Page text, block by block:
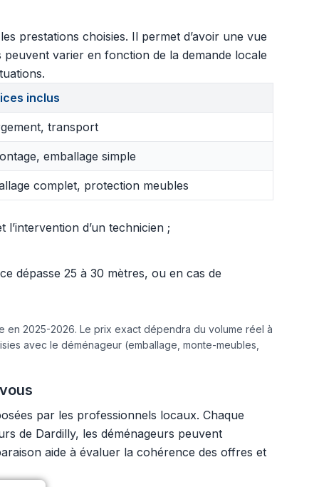
prestations choisies. Il permet d’avoir une vue
varier en fonction de la demande locale
inclus
transport
emballage simple
complet, protection meubles
d’un technicien ;
dépasse 25 à 30 mètres, ou en cas de
en 2025-2026. Le prix exact dépendra du volume réel à
avec le déménageur (emballage, monte-meubles,
par les professionnels locaux. Chaque
de Dardilly, les déménageurs peuvent
aide à évaluer la cohérence des offres et